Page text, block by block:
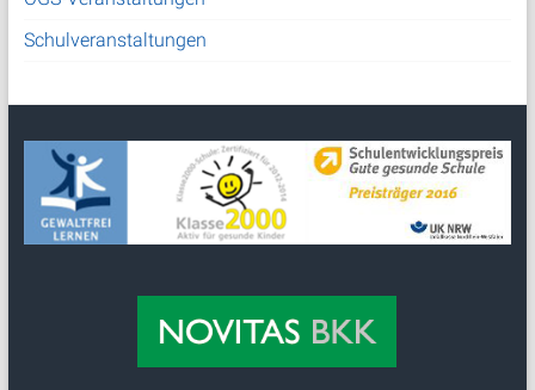
Schulveranstaltungen